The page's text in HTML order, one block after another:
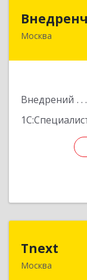
Москва
Внедрений
125310,
Tnext
Москва
129085,